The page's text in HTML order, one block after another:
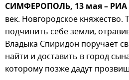
СИМФЕРОПОЛЬ, 13 мая –
век. Новгородское княжество.
подчинить себе земли,
Владыка Спиридон поручает
найти и доставить в город
которому позже дадут